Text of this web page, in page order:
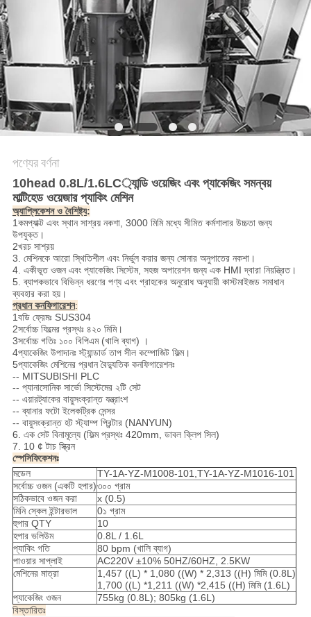
অনুরোধ
করুন
SITEMAP
গোপনীয়তা
পণ্যের বর্ণনা
10head 0.8L/1.6LC্যান্ডি ওয়েজিং এবং প্যাকেজিং সমন্বয়
মাল্টিহেড ওয়েজার প্যাকিং মেশিন
অ্যাপ্লিকেশন ও বৈশিষ্ট্য:
1কমপ্যাক্ট এবং স্থান সাশ্রয় নকশা, 3000 মিমি মধ্যে সীমিত কর্মশালার উচ্চতা জন্য
উপযুক্ত।
2খরচ সাশ্রয়
3. মেশিনকে আরো স্থিতিশীল এবং নির্ভুল করার জন্য সোনার অনুপাতের নকশা।
4. একীভূত ওজন এবং প্যাকেজিং সিস্টেম, সহজ অপারেশন জন্য এক HMI দ্বারা নিয়ন্ত্রিত।
5. ব্যাপকভাবে বিভিন্ন ধরণের পণ্য এবং গ্রাহকের অনুরোধ অনুযায়ী কাস্টমাইজড সমাধান
ব্যবহার করা হয়।
প্রধান কনফিগারেশন:
1বডি ফ্রেমঃ SUS304
2সর্বোচ্চ ফিল্মের প্রস্থঃ ৪২০ মিমি।
3সর্বোচ্চ গতিঃ ১০০ বিপিএম (খালি ব্যাগ) ।
4প্যাকেজিং উপাদানঃ স্ট্যান্ডার্ড তাপ সীল কম্পোজিট ফিল্ম।
5প্যাকেজিং মেশিনের প্রধান বৈদ্যুতিক কনফিগারেশনঃ
-- MITSUBISHI PLC
-- প্যানাসোনিক সার্ভো সিস্টেমের ২টি সেট
-- এয়ারট্যাকের বায়ুসংক্রান্ত যন্ত্রাংশ
-- ব্যানার ফটো ইলেকট্রিক সেন্সর
-- বায়ুসংক্রান্ত হট স্ট্যাম্প প্রিন্টার (NANYUN)
6. এক সেট বিনামূল্যে (ফিল্ম প্রস্থঃ 420mm, ডাবল ক্লিপ সিল)
7. 10 ¢ টাচ স্ক্রিন
স্পেসিফিকেশনঃ
মডেল
TY-1A-YZ-M1008-101,TY-1A-YZ-M1016-101
সর্বোচ্চ ওজন (একটি হপার)৩০০ গ্রাম
সঠিকভাবে ওজন করা
x (0.5)
মিনি স্কেল ইন্টারভাল
0১ গ্রাম
হুপার QTY
10
হপার ভলিউম
0.8L / 1.6L
প্যাকিং গতি
80 bpm (খালি ব্যাগ)
পাওয়ার সাপ্লাই
AC220V ±10% 50HZ/60HZ, 2.5KW
মেশিনের মাত্রা
1,457 ((L) * 1,080 ((W) * 2,313 ((H) মিমি (0.8L)
1,700 ((L) *1,211 ((W) *2,415 ((H) মিমি (1.6L)
প্যাকেজিং ওজন
755kg (0.8L); 805kg (1.6L)
বিস্তারিতঃ